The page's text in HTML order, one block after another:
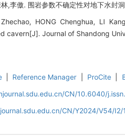
,李傲. 围岩参数不确定性对地下水
Zhechao, HONG Chenghua, LI
cavern[J]. Journal of Shandong
Reference Manager ProCite
CN/10.6040/
CN/Y2024/V54/I2/